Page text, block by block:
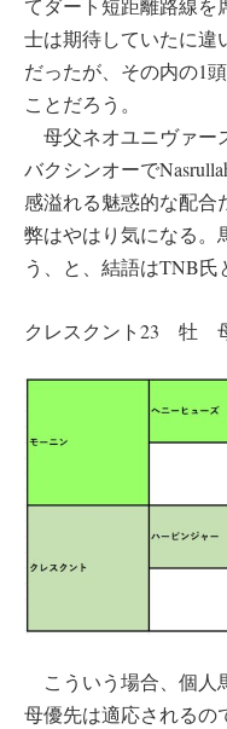
てダート短距離路線を
士は期待していたに違
だったが、その内の1
ことだろう。
母父ネオユニヴァー
バクシンオーで
感溢れる魅惑的な配合
弊はやはり気になる。
う、と、結語はTNB氏
クレスクント23 牡
こういう場合、個人
母優先は適応されるの